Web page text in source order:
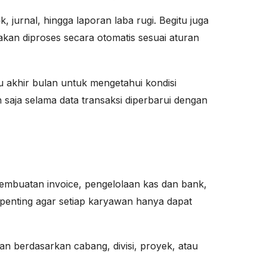
jurnal, hingga laporan laba rugi. Begitu juga
diproses secara otomatis sesuai aturan
akhir bulan untuk mengetahui kondisi
selama data transaksi diperbarui dengan
invoice, pengelolaan kas dan bank,
agar setiap karyawan hanya dapat
berdasarkan cabang, divisi, proyek, atau